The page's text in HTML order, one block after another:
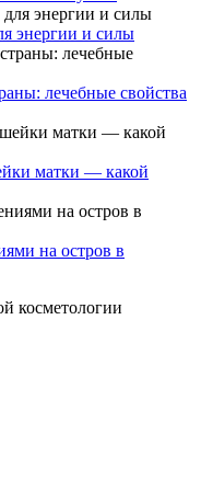
энергии и силы
лечебные свойства
матки — какой
на остров в
косметологии